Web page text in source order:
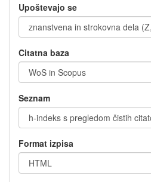
Upoštevajo se
Citatna baza
Seznam
Format izpisa